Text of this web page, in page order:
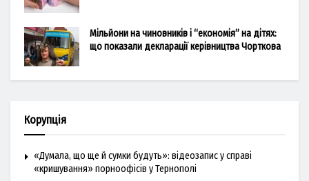
Мільйони на чиновників і “економія” на дітях:
що показали декларації керівництва Чорткова
Корупція
«Думала, що ще й сумки будуть»: відеозапис у справі
«кришування» порноофісів у Тернополі